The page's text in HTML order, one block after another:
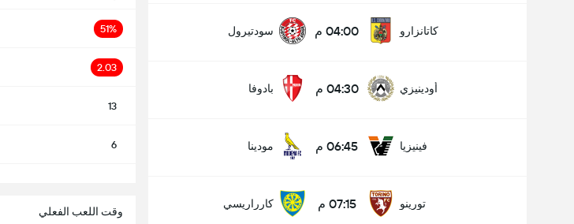
كاتانزارو 04:00 م سودتيرول
أودينيزي 04:30 م بادوفا
فينيزيا 06:45 م مودينا
تورينو 07:15 م كارراريسي
51%
2.03
13
6
وقت اللعب الفعلي